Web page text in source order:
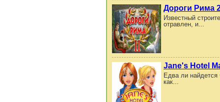
Дороги Рима
Известный
отравлен, и...
Jane's Hotel
Едва ли найдется
как...